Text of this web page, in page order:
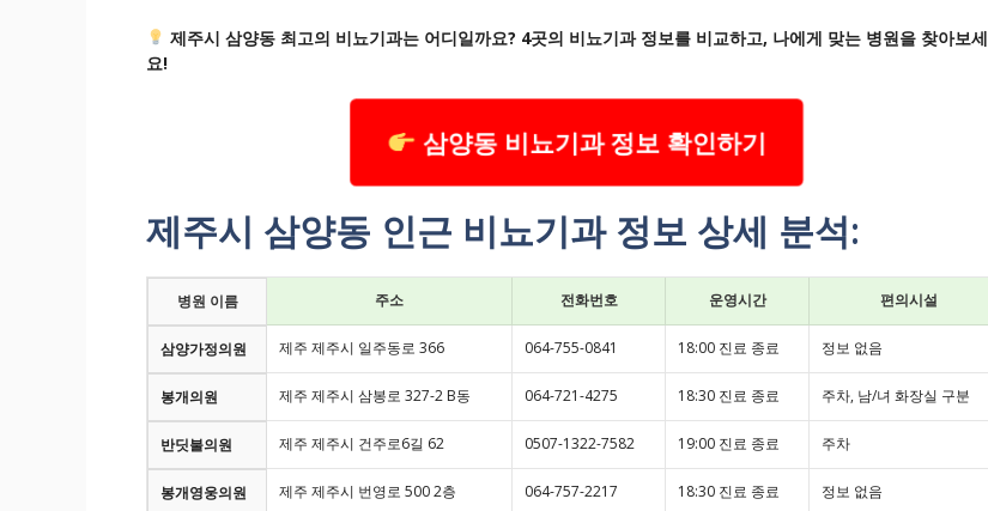
제주시 삼양동 최고의 비뇨기과는 어디일까요? 4곳의 비뇨기과 정보를 비교하고, 나에게 맞는 병원을 찾아보세
요!
삼양동 비뇨기과 정보 확인하기
제주시 삼양동 인근 비뇨기과 정보 상세 분석:
병원 이름 주소 전화번호 운영시간 편의시설
삼양가정의원 제주 제주시 일주동로 366 064-755-0841 18:00 진료 종료 정보 없음
봉개의원 제주 제주시 삼봉로 327-2 B동 064-721-4275 18:30 진료 종료 주차, 남/녀 화장실 구분
반딧불의원 제주 제주시 건주로6길 62 0507-1322-7582 19:00 진료 종료 주차
봉개영웅의원 제주 제주시 번영로 500 2층 064-757-2217 18:30 진료 종료 정보 없음